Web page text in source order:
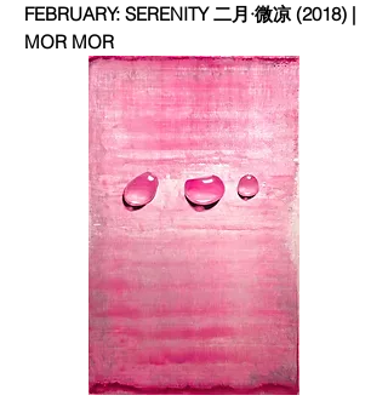
FEBRUARY: SERENITY 二月·微凉 (2018) |
MOR MOR